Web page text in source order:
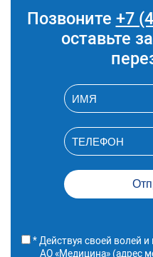
Позвоните +7
оставьте
* Действуя своей волей
АО «Медицина» (адрес